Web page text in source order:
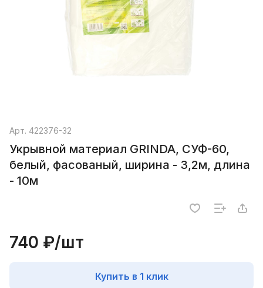
Арт. 422376-32
Укрывной материал GRINDA, СУФ-60,
белый, фасованый, ширина - 3,2м, длина
- 10м
740 ₽/шт
Купить в 1 клик